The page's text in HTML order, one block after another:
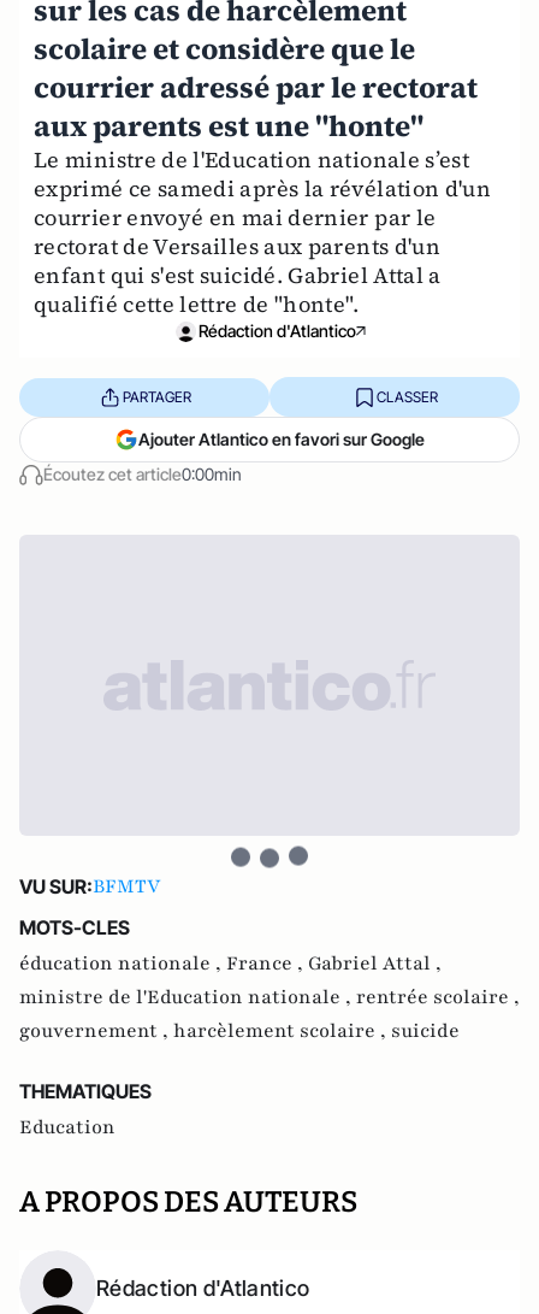
sur les cas de harcèlement
scolaire et considère que le
courrier adressé par le rectorat
aux parents est une "honte"
Le ministre de l'Education nationale s’est
exprimé ce samedi après la révélation d'un
courrier envoyé en mai dernier par le
rectorat de Versailles aux parents d'un
enfant qui s'est suicidé. Gabriel Attal a
qualifié cette lettre de "honte".
Rédaction d'Atlantico
Écoutez cet article0:00min
PARTAGER CLASSER
Ajouter Atlantico en favori sur Google
VU SUR:BFMTV
MOTS-CLES
éducation nationale , France , Gabriel Attal ,
ministre de l'Education nationale , rentrée scolaire ,
gouvernement , harcèlement scolaire , suicide
THEMATIQUES
Education
A PROPOS DES AUTEURS
Rédaction d'Atlantico